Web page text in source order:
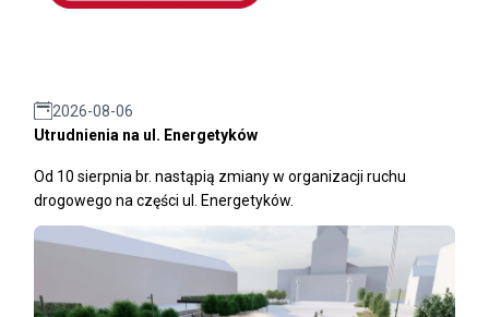
2026-08-06
Utrudnienia na ul. Energetyków
Od 10 sierpnia br. nastąpią zmiany w organizacji ruchu
drogowego na części ul. Energetyków.